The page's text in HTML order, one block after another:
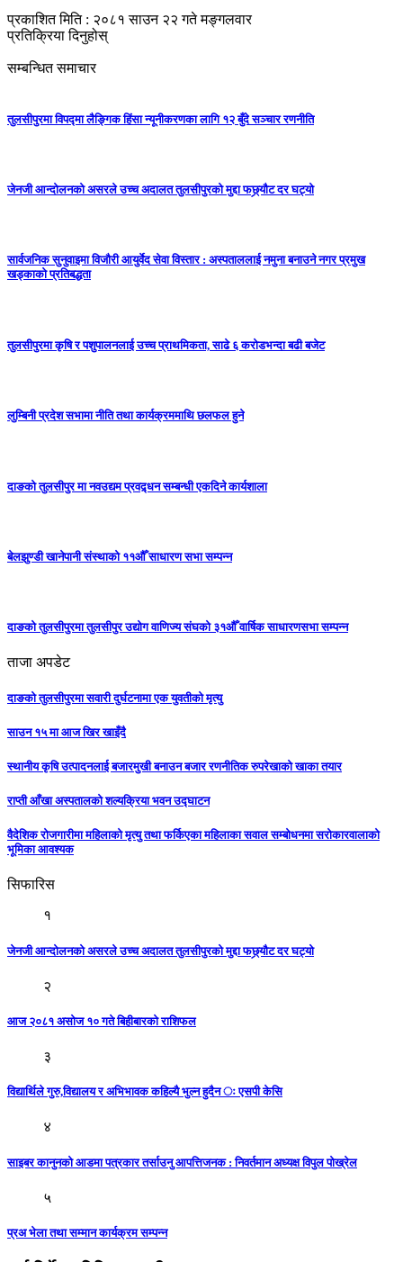
प्रकाशित मिति : २०८१ साउन २२ गते मङ्गलवार
प्रतिक्रिया दिनुहोस्
सम्बन्धित समाचार
तुलसीपुरमा विपद्मा लैङ्गिक हिंसा न्यूनीकरणका लागि १२ बुँदे सञ्चार रणनीति
जेनजी आन्दोलनको असरले उच्च अदालत तुलसीपुरको मुद्दा फछ्र्यौट दर घट्यो
सार्वजनिक सुनुवाइमा विजाैरी आयुर्वेद सेवा विस्तार : अस्पताललाई नमुना बनाउने नगर प्रमुख
खड्काकाे प्रतिबद्धता
तुलसीपुरमा कृषि र पशुपालनलाई उच्च प्राथमिकता, साढे ६ करोडभन्दा बढी बजेट
लुम्बिनी प्रदेश सभामा नीति तथा कार्यक्रममाथि छलफल हुने
दाङको तुलसीपुर मा नवउद्यम प्रवद्र्धन सम्बन्धी एकदिने कार्यशाला
बेलझुण्डी खानेपानी संस्थाको ११औँ साधारण सभा सम्पन्न
दाङको तुलसीपुरमा तुलसीपुर उद्योग वाणिज्य संघको ३१औँ वार्षिक साधारणसभा सम्पन्न
ताजा अपडेट
दाङको तुलसीपुरमा सवारी दुर्घटनामा एक युवतीको मृत्यु
साउन १५ मा आज खिर खाइँदै
स्थानीय कृषि उत्पादनलाई बजारमुखी बनाउन बजार रणनीतिक रुपरेखाको खाका तयार
राप्ती आँखा अस्पतालको शल्यक्रिया भवन उद्घाटन
वैदेशिक रोजगारीमा महिलाको मृत्यु तथा फर्किएका महिलाका सवाल सम्बोधनमा सरोकारवालाको
भूमिका आवश्यक
सिफारिस
१
जेनजी आन्दोलनको असरले उच्च अदालत तुलसीपुरको मुद्दा फछ्र्यौट दर घट्यो
२
आज २०८१ असोज १० गते बिहीबारकाे राशिफल
३
विद्यार्थिले गुरु,विद्यालय र अभिभावक कहिल्यै भुल्न हुदैन ः एसपी केसि
४
साइबर कानुनको आडमा पत्रकार तर्साउनु आपत्तिजनक : निवर्तमान अध्यक्ष विपुल पोख्रेल
५
प्रअ भेला तथा सम्मान कार्यक्रम सम्पन्न